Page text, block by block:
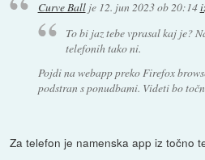
Curve Ballje 12. jun 2023 ob 20:14
To bi jaz tebe vprasal kaj je?
telefonih tako ni.
Pojdi na webapp preko Firefox
podstran s ponudbami. Videti bo
Za telefon je namenska app iz točno